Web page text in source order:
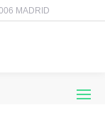
MADRID